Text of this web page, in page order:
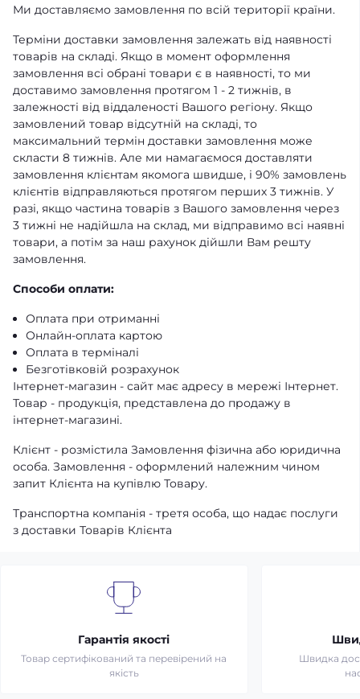
Ми доставляємо замовлення по всій території країни.
Терміни доставки замовлення залежать від наявності
товарів на складі. Якщо в момент оформлення
замовлення всі обрані товари є в наявності, то ми
доставимо замовлення протягом 1 - 2 тижнів, в
залежності від віддаленості Вашого регіону. Якщо
замовлений товар відсутній на складі, то
максимальний термін доставки замовлення може
скласти 8 тижнів. Але ми намагаємося доставляти
замовлення клієнтам якомога швидше, і 90% замовлень
клієнтів відправляються протягом перших 3 тижнів. У
разі, якщо частина товарів з Вашого замовлення через
3 тижні не надійшла на склад, ми відправимо всі наявні
товари, а потім за наш рахунок дійшли Вам решту
замовлення.
Способи оплати:
Оплата при отриманні
Онлайн-оплата картою
Оплата в терміналі
Безготівковій розрахунок
Інтернет-магазин - сайт має адресу в мережі Інтернет.
Товар - продукція, представлена ​​до продажу в
інтернет-магазині.
Клієнт - розмістила Замовлення фізична або юридична
особа. Замовлення - оформлений належним чином
запит Клієнта на купівлю Товару.
Транспортна компанія - третя особа, що надає послуги
з доставки Товарів Клієнта
Гарантія якості
Товар сертифікований та перевірений на
якість
Швидка